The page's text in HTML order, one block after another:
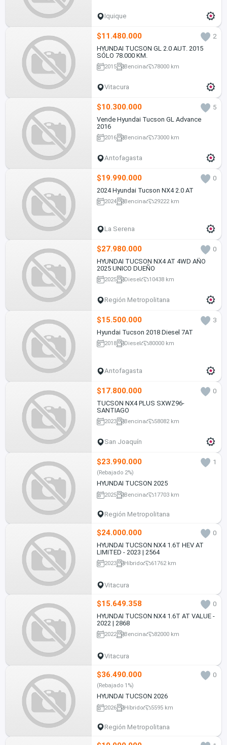
Iquique
$11.480.000
2
HYUNDAI TUCSON GL 2.0 AUT. 2015
SÓLO 78.000 KM.
2015 Bencina 78000 km
Vitacura
$10.300.000
5
Vende Hyundai Tucson GL Advance
2016
2016 Bencina 73000 km
Antofagasta
$19.990.000
0
2024 Hyundai Tucson NX4 2.0 AT
2024 Bencina 29222 km
La Serena
$27.980.000
0
HYUNDAI TUCSON NX4 AT 4WD AÑO
2025 UNICO DUEÑO
2025 Diesel 10438 km
Región Metropolitana
$15.500.000
3
Hyundai Tucson 2018 Diesel 7AT
2018 Diesel 80000 km
Antofagasta
$17.800.000
0
TUCSON NX4 PLUS SXWZ96-
SANTIAGO
2023 Bencina 58082 km
San Joaquín
$23.990.000 1
(Rebajado 2%)
HYUNDAI TUCSON 2025
2025 Bencina 17703 km
Región Metropolitana
$24.000.000
0
HYUNDAI TUCSON NX4 1.6T HEV AT
LIMITED - 2023 | 2564
2023 Híbrido 61762 km
Vitacura
$15.649.358
0
HYUNDAI TUCSON NX4 1.6T AT VALUE -
2022 | 2868
2022 Bencina 82000 km
Vitacura
$36.490.000 0
(Rebajado 1%)
HYUNDAI TUCSON 2026
2026 Híbrido 5595 km
Región Metropolitana